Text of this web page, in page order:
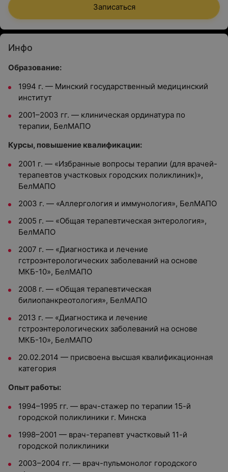
Записаться
Инфо
Образование:
1994 г. — Минский государственный медицинский
институт
2001–2003 гг. — клиническая ординатура по
терапии, БелМАПО
Курсы, повышение квалификации:
2001 г. — «Избранные вопросы терапии (для врачей-
терапевтов участковых городских поликлиник)»,
БелМАПО
2003 г. — «Аллергология и иммунология», БелМАПО
2005 г. — «Общая терапевтическая энтерология»,
БелМАПО
2007 г. — «Диагностика и лечение
гстроэнтерологических заболеваний на основе
МКБ-10», БелМАПО
2008 г. — «Общая терапевтическая
билиопанкреотология», БелМАПО
2013 г. — «Диагностика и лечение
гстроэнтерологических заболеваний на основе
МКБ-10», БелМАПО
20.02.2014 — присвоена высшая квалификационная
категория
Опыт работы:
1994–1995 гг. — врач-стажер по терапии 15-й
городской поликлиники г. Минска
1998–2001 — врач-терапевт участковый 11-й
городской поликлиники
2003–2004 гг. — врач-пульмонолог городского